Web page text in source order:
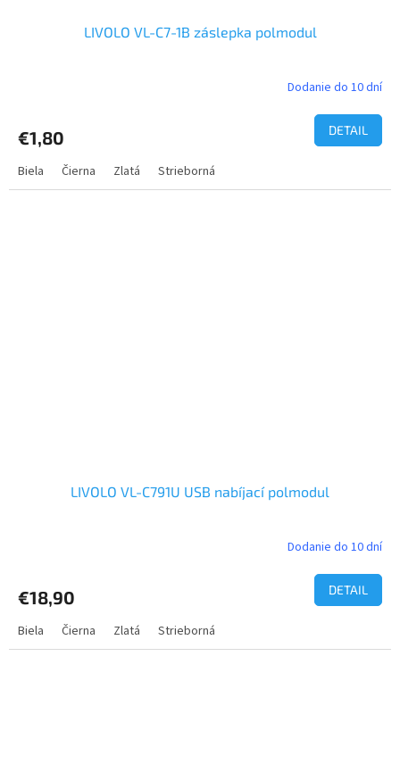
LIVOLO VL-C7-1B záslepka polmodul
Dodanie do 10 dní
€1,80 DETAIL
Biela Čierna Zlatá Strieborná
LIVOLO VL-C791U USB nabíjací polmodul
Dodanie do 10 dní
€18,90 DETAIL
Biela Čierna Zlatá Strieborná